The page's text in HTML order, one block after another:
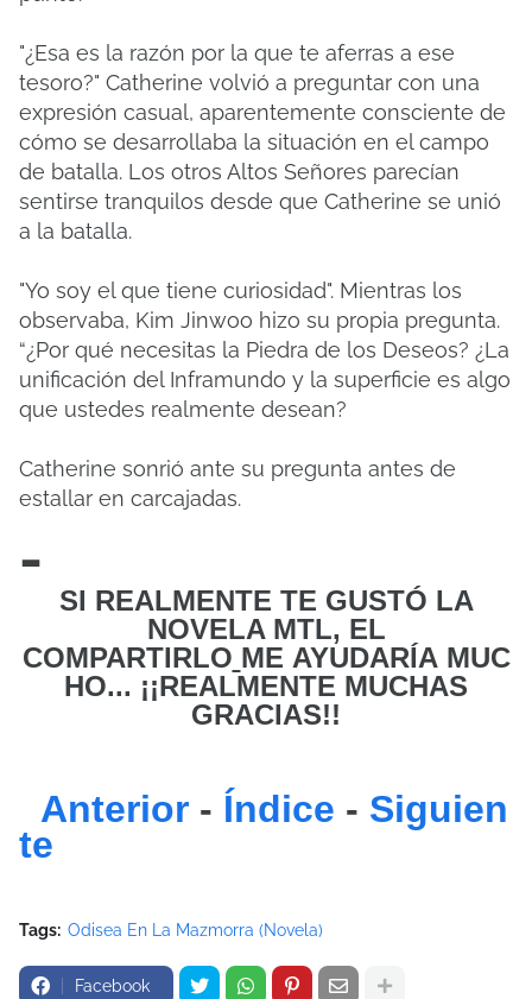
"¿Esa es la razón por la que te aferras a ese
tesoro?" Catherine volvió a preguntar con una
expresión casual, aparentemente consciente de
cómo se desarrollaba la situación en el campo
de batalla. Los otros Altos Señores parecían
sentirse tranquilos desde que Catherine se unió
a la batalla.
"Yo soy el que tiene curiosidad". Mientras los
observaba, Kim Jinwoo hizo su propia pregunta.
“¿Por qué necesitas la Piedra de los Deseos? ¿La
unificación del Inframundo y la superficie es algo
que ustedes realmente desean?
Catherine sonrió ante su pregunta antes de
estallar en carcajadas.
-
SI REALMENTE TE GUSTÓ LA
NOVELA MTL, EL
COMPARTIRLO ME AYUDARÍA MUC
HO... ¡¡REALMENTE MUCHAS
GRACIAS!!
Anterior - Índice - Siguien
te
Tags: Odisea En La Mazmorra (Novela)
Facebook